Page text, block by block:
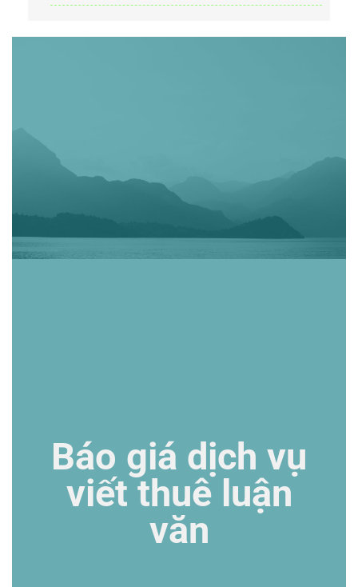
Báo giá dịch vụ
viết thuê luận
văn